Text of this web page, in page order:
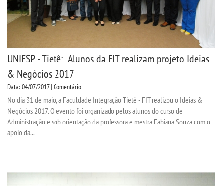
UNIESP - Tietê: Alunos da FIT realizam projeto Ideias
& Negócios 2017
Data: 04/07/2017 | Comentário
No dia 31 de maio, a Faculdade Integração Tietê - FIT realizou o Ideias &
Negócios 2017. O evento foi organizado pelos alunos do curso de
Administração e sob orientação da professora e mestra Fabiana Souza com o
apoio da...